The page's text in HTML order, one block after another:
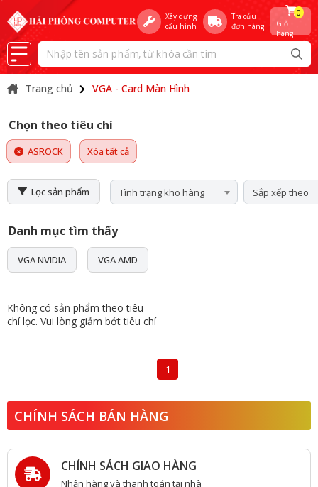
Xây dựng
cấu hình
Tra cứu
đơn hàng
Giỏ
hàng
0
Trang chủ VGA - Card Màn Hình
Chọn theo tiêu chí
ASROCK Xóa tất cả
Lọc sản phẩm Tình trạng kho hàng Sắp xếp theo
Danh mục tìm thấy
VGA NVIDIA VGA AMD
Không có sản phẩm theo tiêu
chí lọc. Vui lòng giảm bớt tiêu chí
1
CHÍNH SÁCH BÁN HÀNG
CHÍNH SÁCH GIAO HÀNG
Nhận hàng và thanh toán tại nhà